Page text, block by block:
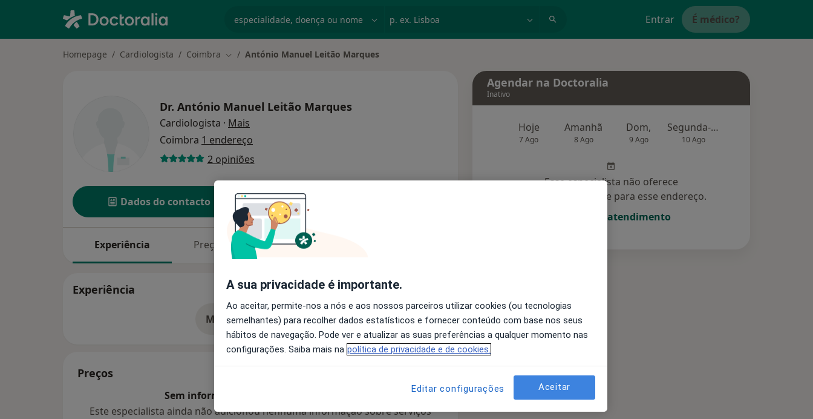
Entrar É médico?
Homepage Cardiologista Coimbra Mudar de cidade
António Manuel Leitão Marques
Dr. António Manuel Leitão Marques
Cardiologista · Mais
Coimbra 1 endereço
2 opiniões
Dados do contacto Solicite um atendimento
Experiência Preços Consultórios
Experiência
Mostrar mais detalhes
sobre a experiência
Preços
Sem informação sobre serviços e preços
Este especialista ainda não adicionou nenhuma informação sobre serviços
Agendar na Doctoralia
Inativo
Hoje
7 Ago
Amanhã
8 Ago
Dom,
9 Ago
Segunda-feira
10 Ago
Esse especialista não oferece
agendamento online para esse endereço.
Solicite um atendimento
A sua privacidade é importante.
Ao aceitar, permite-nos a nós e aos nossos parceiros utilizar cookies (ou tecnologias
semelhantes) para recolher dados estatísticos e fornecer conteúdo com base nos seus
hábitos de navegação. Pode ver e atualizar as suas preferências a qualquer momento nas
configurações. Saiba mais na política de privacidade e de cookies.
Editar configurações Aceitar